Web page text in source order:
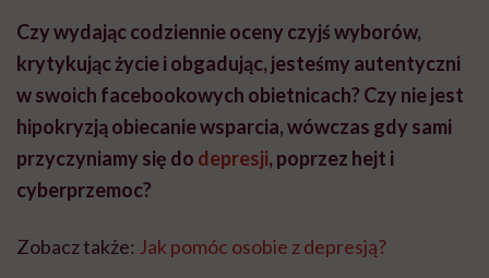
Czy wydając codziennie oceny czyjś wyborów,
krytykując życie i obgadując, jesteśmy autentyczni
w swoich facebookowych obietnicach? Czy nie jest
hipokryzją obiecanie wsparcia, wówczas gdy sami
przyczyniamy się do depresji, poprzez hejt i
cyberprzemoc?
Zobacz także: Jak pomóc osobie z depresją?